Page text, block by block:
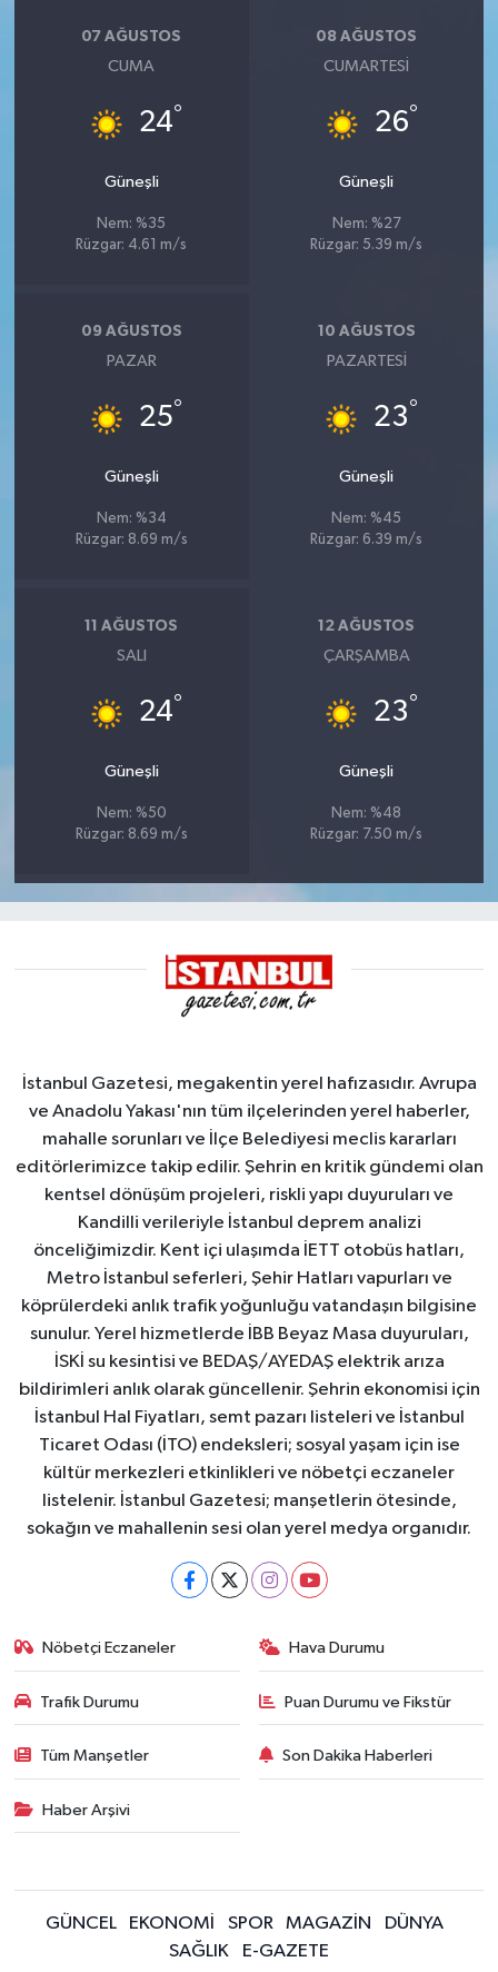
07 AĞUSTOS
CUMA
24°
Güneşli
Nem: %35
Rüzgar: 4.61 m/s
08 AĞUSTOS
CUMARTESI
26°
Güneşli
Nem: %27
Rüzgar: 5.39 m/s
09 AĞUSTOS
PAZAR
25°
Güneşli
Nem: %34
Rüzgar: 8.69 m/s
10 AĞUSTOS
PAZARTESI
23°
Güneşli
Nem: %45
Rüzgar: 6.39 m/s
11 AĞUSTOS
SALI
24°
Güneşli
Nem: %50
Rüzgar: 8.69 m/s
12 AĞUSTOS
ÇARŞAMBA
23°
Güneşli
Nem: %48
Rüzgar: 7.50 m/s
İstanbul Gazetesi, megakentin yerel hafızasıdır. Avrupa
ve Anadolu Yakası'nın tüm ilçelerinden yerel haberler,
mahalle sorunları ve İlçe Belediyesi meclis kararları
editörlerimizce takip edilir. Şehrin en kritik gündemi olan
kentsel dönüşüm projeleri, riskli yapı duyuruları ve
Kandilli verileriyle İstanbul deprem analizi
önceliğimizdir. Kent içi ulaşımda İETT otobüs hatları,
Metro İstanbul seferleri, Şehir Hatları vapurları ve
köprülerdeki anlık trafik yoğunluğu vatandaşın bilgisine
sunulur. Yerel hizmetlerde İBB Beyaz Masa duyuruları,
İSKİ su kesintisi ve BEDAŞ/AYEDAŞ elektrik arıza
bildirimleri anlık olarak güncellenir. Şehrin ekonomisi için
İstanbul Hal Fiyatları, semt pazarı listeleri ve İstanbul
Ticaret Odası (İTO) endeksleri; sosyal yaşam için ise
kültür merkezleri etkinlikleri ve nöbetçi eczaneler
listelenir. İstanbul Gazetesi; manşetlerin ötesinde,
sokağın ve mahallenin sesi olan yerel medya organıdır.
Nöbetçi Eczaneler Hava Durumu
Trafik Durumu Puan Durumu ve Fikstür
Tüm Manşetler Son Dakika Haberleri
Haber Arşivi
GÜNCEL EKONOMİ SPOR MAGAZİN
DÜNYA
SAĞLIK
E-GAZETE